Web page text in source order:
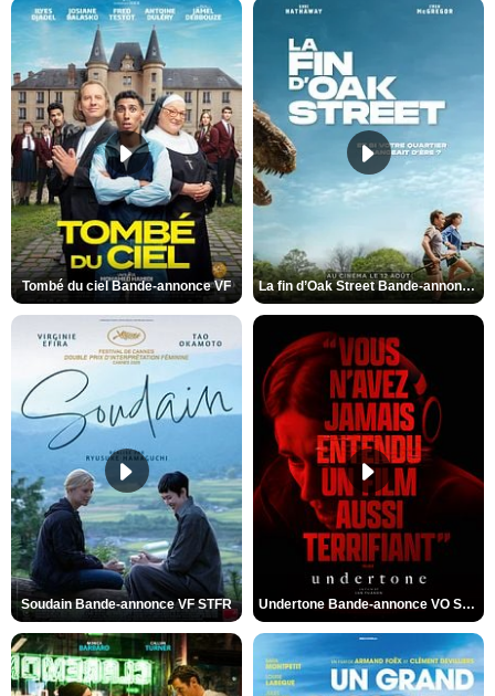
Tombé du ciel Bande-annonce VF La fin d’Oak Street Bande-annonce VO STFR
Soudain Bande-annonce VF STFR Undertone Bande-annonce VO STFR